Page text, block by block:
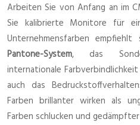
Arbeiten Sie von Anfang an im
Sie kalibrierte Monitore für
Unternehmensfarben
Pantone-System, das
internationale
auch das
Farben brillanter wirken als
Farben schlucken und